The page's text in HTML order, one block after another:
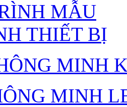
MẪU
THIẾT BỊ
MINH
MINH